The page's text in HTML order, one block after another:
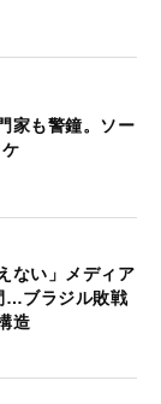
家も警鐘。ソー
ない」メディア
…ブラジル敗戦
造